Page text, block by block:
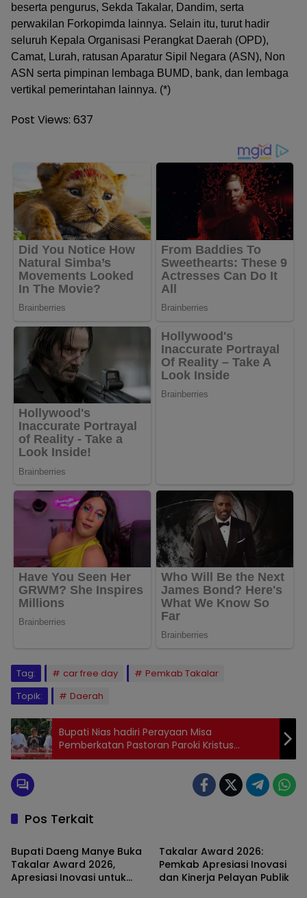
beserta pengurus, Sekda Takalar, Dandim, serta
perwakilan Forkopimda lainnya. Selain itu, turut hadir
seluruh Kepala Organisasi Perangkat Daerah (OPD),
Camat, Lurah, ratusan Aparatur Sipil Negara (ASN), Non
ASN serta pimpinan lembaga BUMD, bank, dan lembaga
vertikal pemerintahan lainnya. (*)
Post Views: 637
Tag: car free day
Pemkab Takalar
Topik:
Daerah
Bupati Nias hadiri Perayaan Misa
Pemberkatan Pastoran Paroki Kristus
Gembala Baik Gunungsitoli
Pos Terkait
TAKALAR
Bupati Daeng Manye Buka
Takalar Award 2026,
Apresiasi Inovasi untuk
Takalar Award 2026:
Pemkab Apresiasi Inovasi
dan Kinerja Pelayan Publik
TAKALAR TAKALAR